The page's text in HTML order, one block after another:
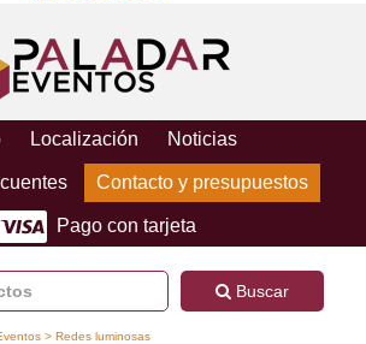
Localización Noticias
Contacto y presupuestos
Pago con tarjeta
Buscar
> Redes luminosas